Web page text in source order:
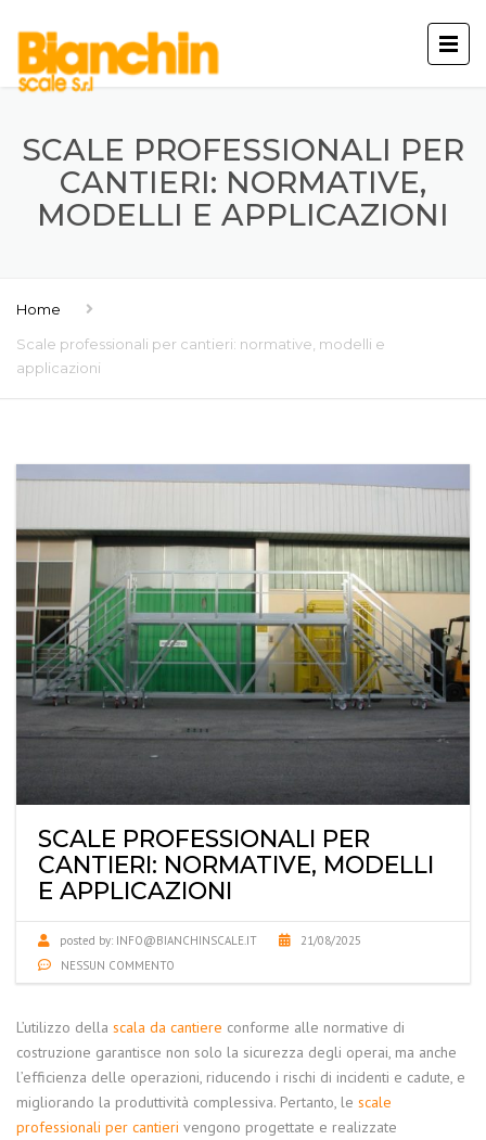
SCALE PROFESSIONALI PER
CANTIERI: NORMATIVE,
MODELLI E APPLICAZIONI
Home
Scale professionali per cantieri: normative, modelli e
applicazioni
SCALE PROFESSIONALI PER
CANTIERI: NORMATIVE, MODELLI
E APPLICAZIONI
posted by: INFO@BIANCHINSCALE.IT
21/08/2025
NESSUN COMMENTO
L’utilizzo della scala da cantiere conforme alle normative di
costruzione garantisce non solo la sicurezza degli operai, ma anche
l’efficienza delle operazioni, riducendo i rischi di incidenti e cadute, e
migliorando la produttività complessiva. Pertanto, le scale
professionali per cantieri vengono progettate e realizzate